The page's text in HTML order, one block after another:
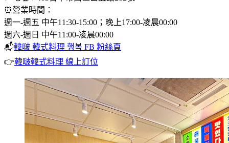
⏰營業時間：
週一-週五 中午11:30-15:00；晚上17:00-凌晨00:00
週六-週日 中午11:00-凌晨00:00
📬韓啵 韓式料理 행복 FB 粉絲頁
👉韓啵韓式料理 線上訂位